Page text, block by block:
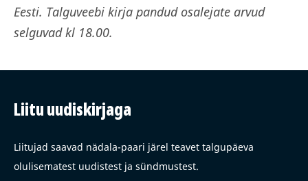
Eesti. Talguveebi kirja pandud osalejate arvud
selguvad kl 18.00.
Liitu uudiskirjaga
Liitujad saavad nädala-paari järel teavet talgupäeva
olulisematest uudistest ja sündmustest.